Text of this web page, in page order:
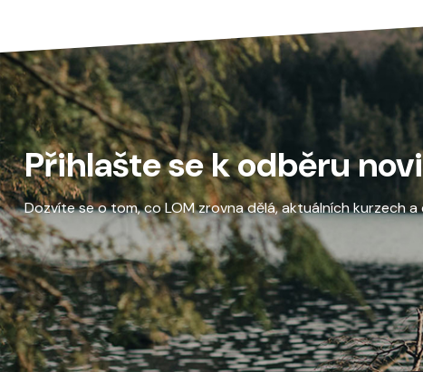
Přihlašte se k odběru
Dozvíte se o tom, co LOM zrovna dělá, aktuálních kurzech a